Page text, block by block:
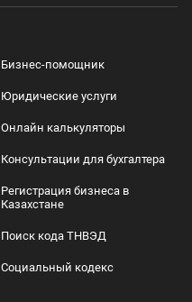
Бизнес-помощник
Юридические услуги
Онлайн калькуляторы
Консультации для бухгалтера
Регистрация бизнеса в
Казахстане
Поиск кода ТНВЭД
Социальный кодекс